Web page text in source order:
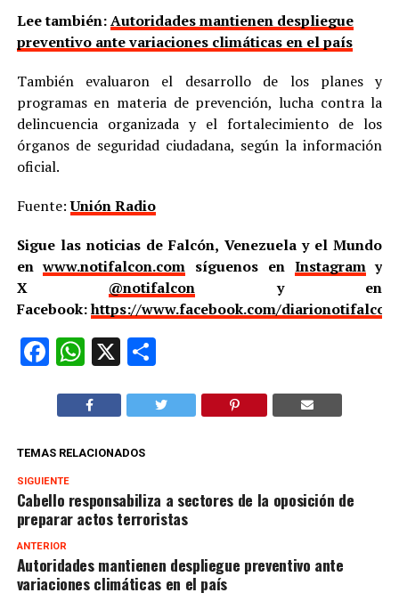
Lee también:Autoridades mantienen despliegue
preventivo ante variaciones climáticas en el país
También evaluaron el desarrollo de los planes y
programas en materia de prevención, lucha contra la
delincuencia organizada y el fortalecimiento de los
órganos de seguridad ciudadana, según la información
oficial.
Fuente:Unión Radio
Sigue las noticias de Falcón, Venezuela y el Mundo
enwww.notifalcon.com síguenos en Instagramy
X @notifalcon y en
Facebook:https://www.facebook.com/
Facebook
WhatsApp
X Compartir
TEMAS RELACIONADOS
SIGUIENTE
Cabello responsabiliza a sectores de la oposición de
preparar actos terroristas
ANTERIOR
Autoridades mantienen despliegue preventivo ante
variaciones climáticas en el país